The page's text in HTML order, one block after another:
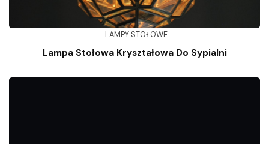
LAMPY STOŁOWE
Lampa Stołowa Kryształowa Do Sypialni